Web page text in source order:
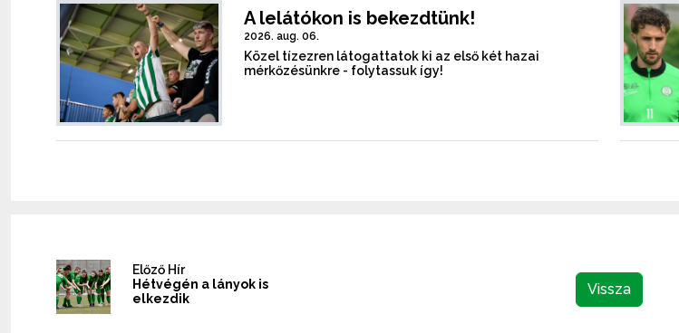
A lelátókon is bekezdtünk!
2026. aug. 06.
Közel tízezren látogattatok ki az első két hazai
mérkőzésünkre - folytassuk így!
Előző Hír
Hétvégén a lányok is
elkezdik
Vissza